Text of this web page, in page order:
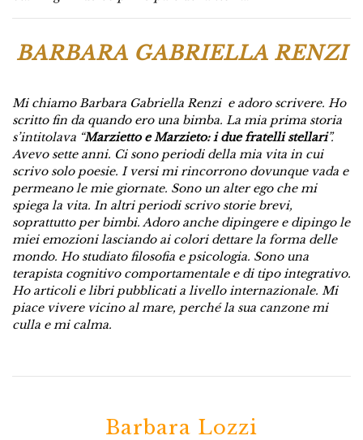
BARBARA GABRIELLA RENZI
Mi chiamo Barbara Gabriella Renzi e adoro scrivere. Ho
scritto fin da quando ero una bimba. La mia prima storia
s’intitolava “Marzietto e Marzieto: i due fratelli stellari”.
Avevo sette anni. Ci sono periodi della mia vita in cui
scrivo solo poesie. I versi mi rincorrono dovunque vada e
permeano le mie giornate. Sono un alter ego che mi
spiega la vita. In altri periodi scrivo storie brevi,
soprattutto per bimbi. Adoro anche dipingere e dipingo le
miei emozioni lasciando ai colori dettare la forma delle
mondo. Ho studiato filosofia e psicologia. Sono una
terapista cognitivo comportamentale e di tipo integrativo.
Ho articoli e libri pubblicati a livello internazionale. Mi
piace vivere vicino al mare, perché la sua canzone mi
culla e mi calma.
Barbara Lozzi